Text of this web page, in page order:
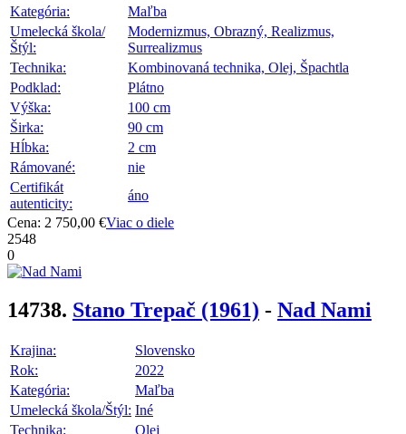
Kategória:
Maľba
Umelecká škola/
Štýl:
Modernizmus, Obrazný, Realizmus,
Surrealizmus
Technika:
Kombinovaná technika, Olej, Špachtla
Podklad:
Plátno
Výška:
100 cm
Širka:
90 cm
Hĺbka:
2 cm
Rámované:
nie
Certifikát
autenticity:
áno
Cena: 2 750,00 €Viac o diele
2548
0
14738. Stano Trepač (1961) - Nad Nami
Krajina:
Slovensko
Rok:
2022
Kategória:
Maľba
Umelecká škola/Štýl: Iné
Technika:
Olej